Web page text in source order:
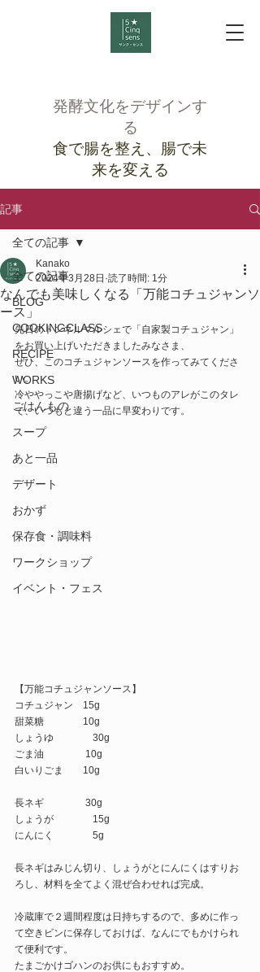
発酵文化をデザインす
る
食で腸を整え、腸で未
来を変える
記事
全ての記事
BLOG
COOKINGCLASS
RECIPE
WORKS
ごはんもの
スープ
あと一品
デザート
おかず
保存食・調味料
ワークショップ
イベント・フェス
全ての記事
なんでも美味しくなる「万能コチュジャンソ
ース」
Kanako
2024年3月28日 読了時間: 1分
先日のトンネルマルシェで「自家製コチュジャン」
をお買い上げいただきましたみなさま、
ぜひ、このコチュジャンソースを作ってみてくださ
い。
冷ややっこや唐揚げなど、いつものアレがこのタレ
で、いつもと違う一品に早変わりです。
【万能コチュジャンソース】
コチュジャン　15g
甜菜糖　　　　10g
しょうゆ　　　　30g
ごま油　　　　 10g
白いりごま　　10g
長ネギ　　　　 30g
しょうが　　　　15g
にんにく　　　　5g
長ネギはみじん切り、しょうがとにんにくはすりお
ろし、材料を全てよく混ぜ合わせれば完成。
冷蔵庫で２週間程度は日持ちするので、多めに作っ
て空きビンに保存しておけば、なんにでもかけられ
て便利です。
たまごかけゴハンのお供にもおすすめ。